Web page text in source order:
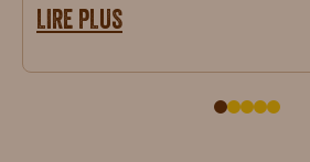
LIRE PLUS